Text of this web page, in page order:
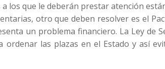
los que le deberán prestar atención
otro que deben resolver es el
un problema financiero. La Ley de
ordenar las plazas en el Estado y así